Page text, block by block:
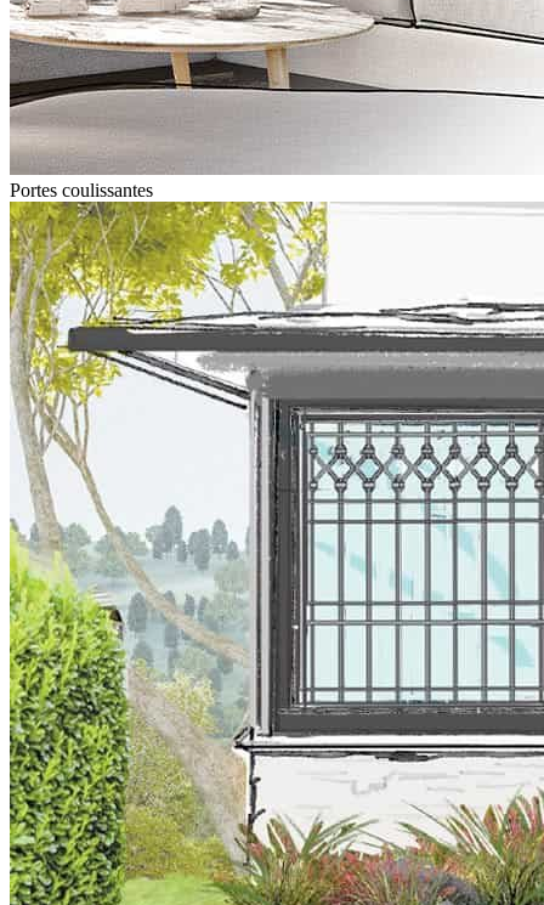
Portes coulissantes